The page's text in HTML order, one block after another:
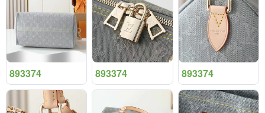
893374 893374 893374